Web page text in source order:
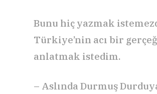
Bunu hiç yazmak
Türkiye’nin acı bir
anlatmak istedim.
– Aslında Durmuş